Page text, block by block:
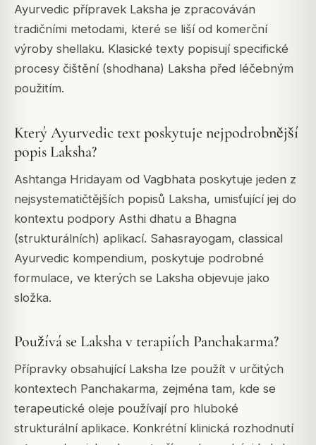
Ayurvedic přípravek Laksha je zpracováván
tradičními metodami, které se liší od komerční
výroby shellaku. Klasické texty popisují specifické
procesy čištění (shodhana) Laksha před léčebným
použitím.
Který Ayurvedic text poskytuje nejpodrobnější
popis Laksha?
Ashtanga Hridayam od Vagbhata poskytuje jeden z
nejsystematičtějších popisů Laksha, umisťující jej do
kontextu podpory Asthi dhatu a Bhagna
(strukturálních) aplikací. Sahasrayogam, classical
Ayurvedic kompendium, poskytuje podrobné
formulace, ve kterých se Laksha objevuje jako
složka.
Používá se Laksha v terapiích Panchakarma?
Přípravky obsahující Laksha lze použít v určitých
kontextech Panchakarma, zejména tam, kde se
terapeutické oleje používají pro hluboké
strukturální aplikace. Konkrétní klinická rozhodnutí